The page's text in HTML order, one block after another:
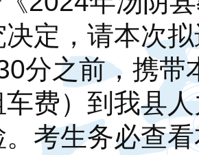
定，请本次
30分之前，携
车费）到我县
。考生务必查